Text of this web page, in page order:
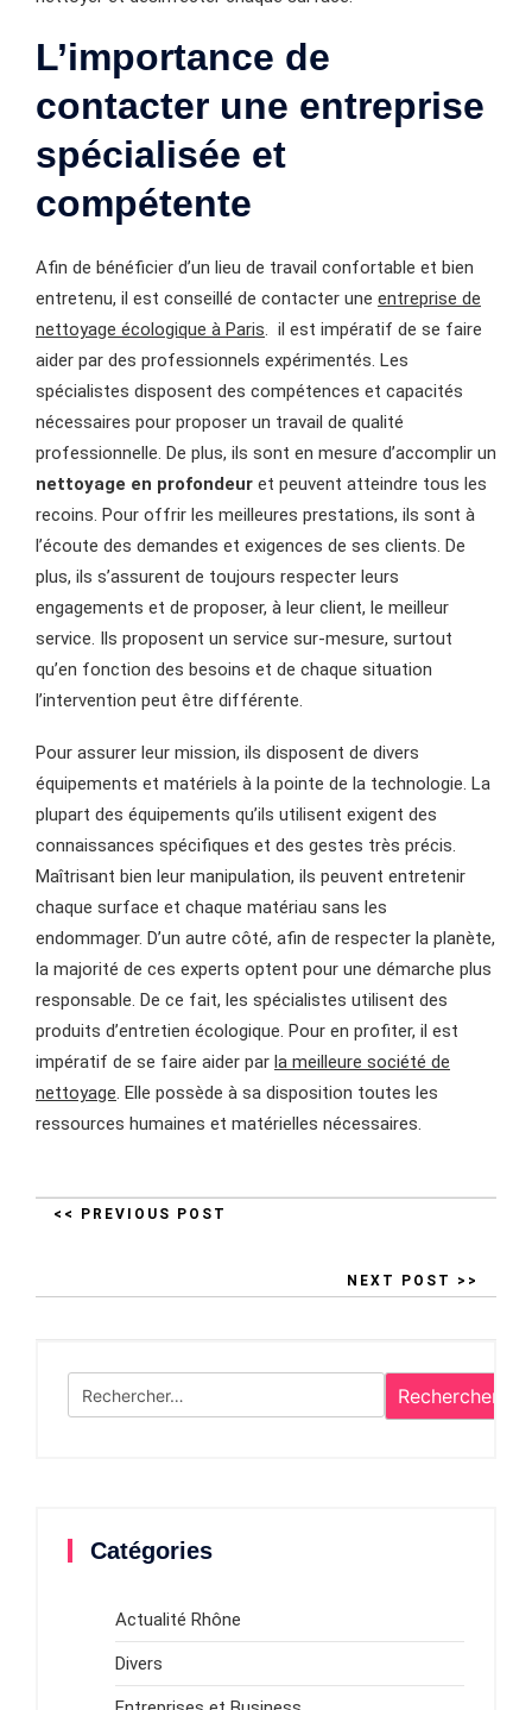
L’importance de
contacter une entreprise
spécialisée et
compétente
Afin de bénéficier d’un lieu de travail confortable et bien
entretenu, il est conseillé de contacter une entreprise de
nettoyage écologique à Paris. il est impératif de se faire
aider par des professionnels expérimentés. Les
spécialistes disposent des compétences et capacités
nécessaires pour proposer un travail de qualité
professionnelle. De plus, ils sont en mesure d’accomplir un
nettoyage en profondeur et peuvent atteindre tous les
recoins. Pour offrir les meilleures prestations, ils sont à
l’écoute des demandes et exigences de ses clients. De
plus, ils s’assurent de toujours respecter leurs
engagements et de proposer, à leur client, le meilleur
service. Ils proposent un service sur-mesure, surtout
qu’en fonction des besoins et de chaque situation
l’intervention peut être différente.
Pour assurer leur mission, ils disposent de divers
équipements et matériels à la pointe de la technologie. La
plupart des équipements qu’ils utilisent exigent des
connaissances spécifiques et des gestes très précis.
Maîtrisant bien leur manipulation, ils peuvent entretenir
chaque surface et chaque matériau sans les
endommager. D’un autre côté, afin de respecter la planète,
la majorité de ces experts optent pour une démarche plus
responsable. De ce fait, les spécialistes utilisent des
produits d’entretien écologique. Pour en profiter, il est
impératif de se faire aider par la meilleure société de
nettoyage. Elle possède à sa disposition toutes les
ressources humaines et matérielles nécessaires.
<< PREVIOUS POST
NEXT POST >>
Rechercher :
Catégories
Actualité Rhône
Divers